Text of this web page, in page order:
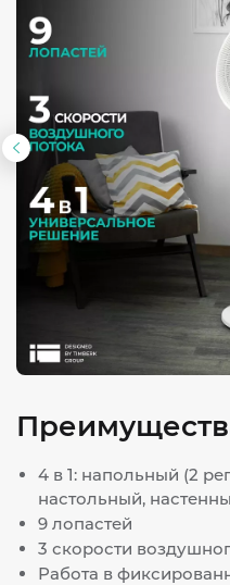
Предыдущий
слайд
4 в 1: напольный (2
настольный,
9 лопастей
3 скорости
Работа в